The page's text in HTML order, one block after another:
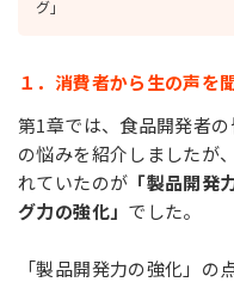
グ」
１．消費者から生の声を
第1章では、食品開発者
の悩みを紹介しましたが
れていたのが 「製品開発
グ力の強化」 でした。
「製品開発力の強化」